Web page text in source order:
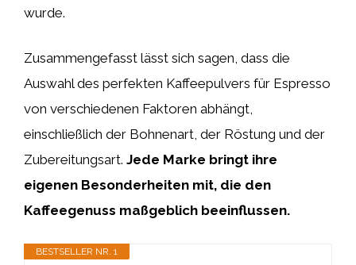
wurde.
Zusammengefasst lässt sich sagen, dass die
Auswahl des perfekten Kaffeepulvers für Espresso
von verschiedenen Faktoren abhängt,
einschließlich der Bohnenart, der Röstung und der
Zubereitungsart. Jede Marke bringt ihre
eigenen Besonderheiten mit, die den
Kaffeegenuss maßgeblich beeinflussen.
BESTSELLER NR. 1